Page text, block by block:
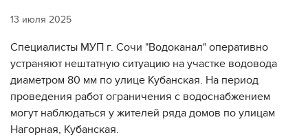
13 июля 2025
Специалисты МУП г. Сочи "Водоканал" оперативно
устраняют нештатную ситуацию на участке водовода
диаметром 80 мм по улице Кубанская. На период
проведения работ ограничения с водоснабжением
могут наблюдаться у жителей ряда домов по улицам
Нагорная, Кубанская.